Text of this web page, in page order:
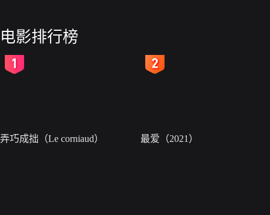
电影排行榜
弄巧成拙（Le corniaud） 最爱（2021）